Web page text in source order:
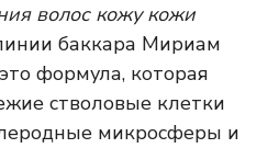
волос кожу кожи
баккара Мириам
формула, которая
стволовые клетки
микросферы и